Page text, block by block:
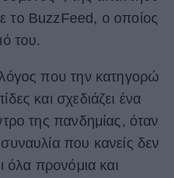
το BuzzFeed, ο οποίος
του.
που την κατηγορώ
και σχεδιάζει ένα
της πανδημίας, όταν
που κανείς δεν
όλα προνόμια και